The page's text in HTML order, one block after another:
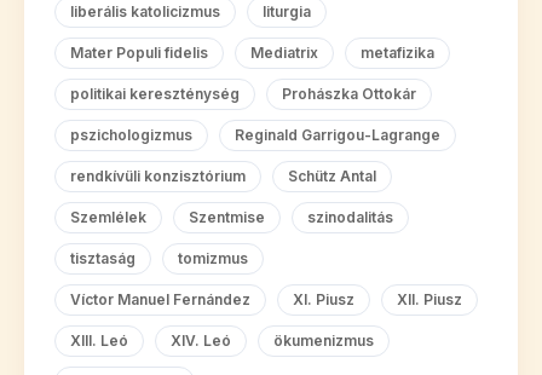
liberális katolicizmus liturgia
Mater Populi fidelis Mediatrix metafizika
politikai kereszténység Prohászka Ottokár
pszichologizmus Reginald Garrigou-Lagrange
rendkívüli konzisztórium Schütz Antal
Szemlélek Szentmise szinodalitás
tisztaság tomizmus
Víctor Manuel Fernández XI. Piusz XII. Piusz
XIII. Leó XIV. Leó ökumenizmus